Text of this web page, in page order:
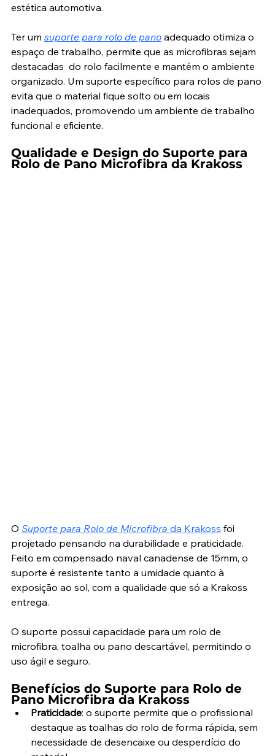
estética automotiva.
Ter um suporte para rolo de pano adequado otimiza o
espaço de trabalho, permite que as microfibras sejam
destacadas  do rolo facilmente e mantém o ambiente
organizado. Um suporte específico para rolos de pano
evita que o material fique solto ou em locais
inadequados, promovendo um ambiente de trabalho
funcional e eficiente.
Qualidade e Design do Suporte para
Rolo de Pano Microfibra da Krakoss
O Suporte para Rolo de Microfibra da Krakoss foi
projetado pensando na durabilidade e praticidade.
Feito em compensado naval canadense de 15mm, o
suporte é resistente tanto a umidade quanto à
exposição ao sol, com a qualidade que só a Krakoss
entrega.
O suporte possui capacidade para um rolo de
microfibra, toalha ou pano descartável, permitindo o
uso ágil e seguro.
Benefícios do Suporte para Rolo de
Pano Microfibra da Krakoss
Praticidade: o suporte permite que o profissional
destaque as toalhas do rolo de forma rápida, sem
necessidade de desencaixe ou desperdício do